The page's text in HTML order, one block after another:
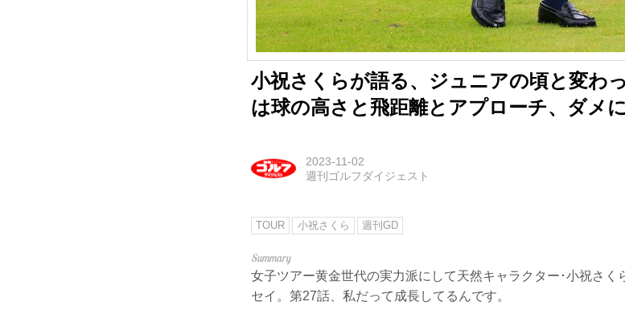
小祝さくらが語る、ジュニアの頃と変わ
は球の高さと飛距離とアプローチ、ダメ
2023-11-02
週刊ゴルフダイジェスト
TOUR 小祝さくら 週刊GD
女子ツアー黄金世代の実力派にして天然キャラクター･小祝さく
セイ。第27話、私だって成長してるんです。